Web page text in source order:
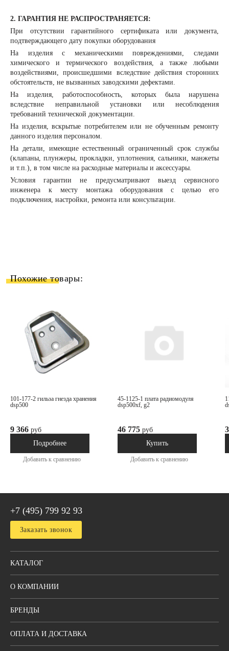
2. ГАРАНТИЯ НЕ РАСПРОСТРАНЯЕТСЯ:
При отсутствии гарантийного сертификата или документа,
подтверждающего дату покупки оборудования
На изделия с механическими повреждениями, следами
химического и термического воздействия, а также любыми
воздействиями, происшедшими вследствие действия сторонних
обстоятельств, не вызванных заводскими дефектами.
На изделия, работоспособность, которых была нарушена
вследствие неправильной установки или несоблюдения
требований технической документации.
На изделия, вскрытые потребителем или не обученным ремонту
данного изделия персоналом.
На детали, имеющие естественный ограниченный срок службы
(клапаны, плунжеры, прокладки, уплотнения, сальники, манжеты
и т.п.), в том числе на расходные материалы и аксессуары.
Условия гарантии не предусматривают выезд сервисного
инженера к месту монтажа оборудования с целью его
подключения, настройки, ремонта или консультации.
Похожие товары:
101-177-2 гильза гнезда хранения
dsp500
9 366 руб
Под заказ
Подробнее
Добавить к сравнению
45-1125-1 плата радиомодуля
dsp500xf, g2
46 775 руб
В наличииКупить
Добавить к сравнению
117-178-1 кронштейн хранения
+7 (495) 799 92 93
Заказать звонок
КАТАЛОГ
О КОМПАНИИ
БРЕНДЫ
ОПЛАТА И ДОСТАВКА